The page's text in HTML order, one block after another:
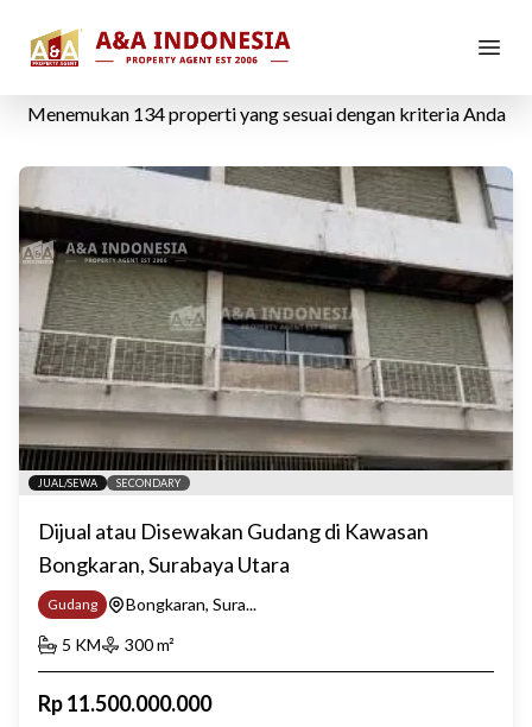
Gudang
Menemukan 134properti yang sesuai dengan kriteria Anda
JUAL/SEWA SECONDARY
Dijual atau Disewakan Gudang di Kawasan
Bongkaran, Surabaya Utara
Gudang
Bongkaran, Sura...
5 KM 300m²
Rp11.500.000.000